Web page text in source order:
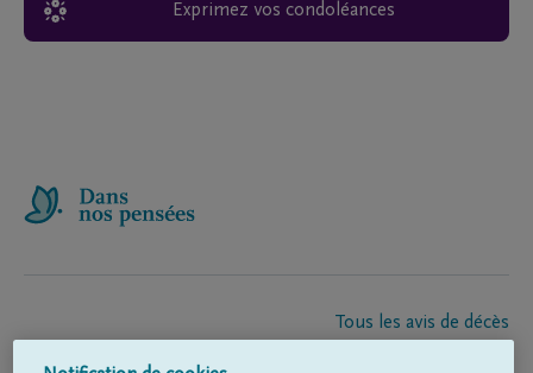
Exprimez vos condoléances
Tous les avis de décès